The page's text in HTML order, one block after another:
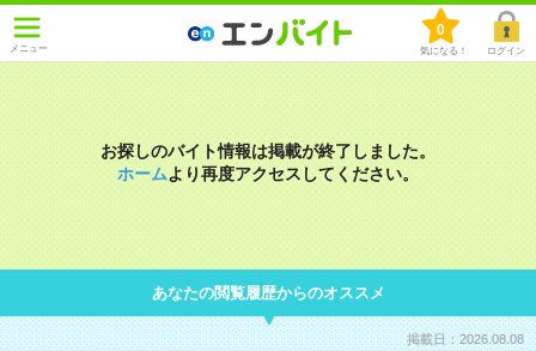
メニュー
0
気になる！ ログイン
お探しのバイト情報は掲載が終了しました。
ホームより再度アクセスしてください。
あなたの閲覧履歴からのオススメ
掲載日：2026.08.08